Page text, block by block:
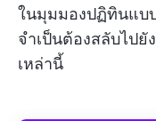
ในมุมมองปฏิทินแ
จำเป็นต้องสลับไป
เหล่านี้